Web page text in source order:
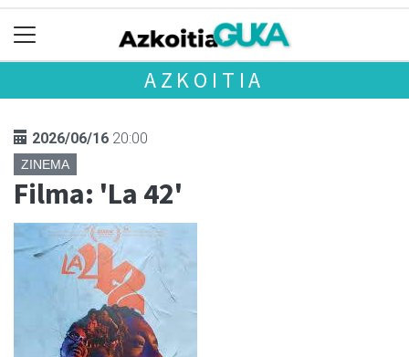
AZKOITIA
2026/06/16 20:00
ZINEMA
Filma: 'La 42'